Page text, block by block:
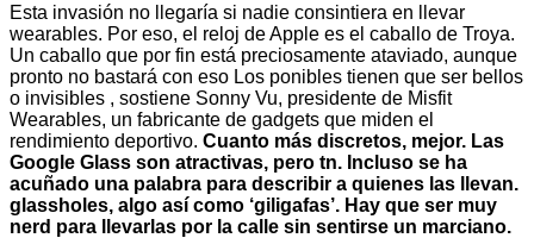
Esta invasión no llegaría si nadie consintiera en llevar
wearables. Por eso, el reloj de Apple es el caballo de Troya.
Un caballo que por fin está preciosamente ataviado, aunque
pronto no bastará con eso Los ponibles tienen que ser bellos
o invisibles , sostiene Sonny Vu, presidente de Misfit
Wearables, un fabricante de gadgets que miden el
rendimiento deportivo. Cuanto más discretos, mejor. Las
Google Glass son atractivas, pero tn. Incluso se ha
acuñado una palabra para describir a quienes las llevan.
glassholes, algo así como ‘giligafas’. Hay que ser muy
nerd para llevarlas por la calle sin sentirse un marciano.